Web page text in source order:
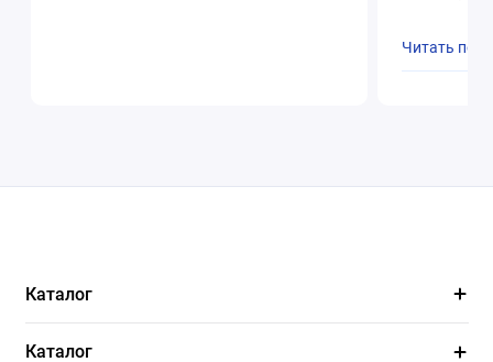
Читать
Каталог
Каталог